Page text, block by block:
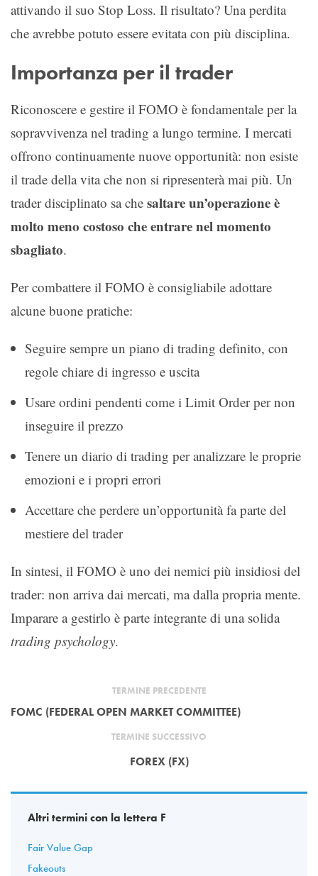
attivando il suo Stop Loss. Il risultato? Una perdita
che avrebbe potuto essere evitata con più disciplina.
Importanza per il trader
Riconoscere e gestire il FOMO è fondamentale per la
sopravvivenza nel trading a lungo termine. I mercati
offrono continuamente nuove opportunità: non esiste
il trade della vita che non si ripresenterà mai più. Un
trader disciplinato sa che saltare un’operazione è
molto meno costoso che entrare nel momento
sbagliato.
Per combattere il FOMO è consigliabile adottare
alcune buone pratiche:
Seguire sempre un piano di trading definito, con
regole chiare di ingresso e uscita
Usare ordini pendenti come i Limit Order per non
inseguire il prezzo
Tenere un diario di trading per analizzare le proprie
emozioni e i propri errori
Accettare che perdere un’opportunità fa parte del
mestiere del trader
In sintesi, il FOMO è uno dei nemici più insidiosi del
trader: non arriva dai mercati, ma dalla propria mente.
Imparare a gestirlo è parte integrante di una solida
trading psychology.
TERMINE PRECEDENTE
FOMC (FEDERAL OPEN MARKET COMMITTEE)
TERMINE SUCCESSIVO
FOREX (FX)
Altri termini con la lettera F
Fair Value Gap
Fakeouts